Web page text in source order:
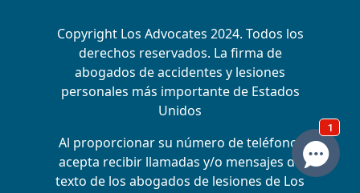
Copyright Los Advocates 2024. Todos los
derechos reservados. La firma de
abogados de accidentes y lesiones
personales más importante de Estados
Unidos
Al proporcionar su número de teléfono,
acepta recibir llamadas y/o mensajes de
texto de los abogados de lesiones de Los